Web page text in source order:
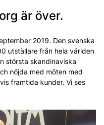
är över.
2019. Den svenska
utställare från hela världen
största skandinaviska
nöjda med möten med
framtida kunder. Vi ses